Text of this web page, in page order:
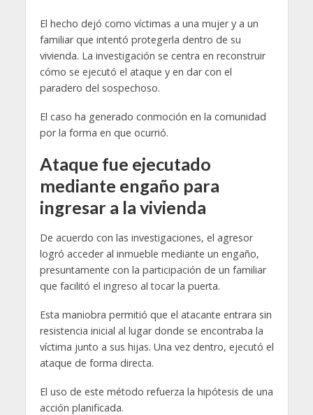
El hecho dejó como víctimas a una mujer y a un
familiar que intentó protegerla dentro de su
vivienda. La investigación se centra en reconstruir
cómo se ejecutó el ataque y en dar con el
paradero del sospechoso.
El caso ha generado conmoción en la comunidad
por la forma en que ocurrió.
Ataque fue ejecutado
mediante engaño para
ingresar a la vivienda
De acuerdo con las investigaciones, el agresor
logró acceder al inmueble mediante un engaño,
presuntamente con la participación de un familiar
que facilitó el ingreso al tocar la puerta.
Esta maniobra permitió que el atacante entrara sin
resistencia inicial al lugar donde se encontraba la
víctima junto a sus hijas. Una vez dentro, ejecutó el
ataque de forma directa.
El uso de este método refuerza la hipótesis de una
acción planificada.